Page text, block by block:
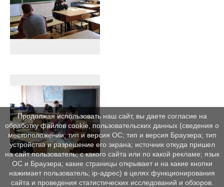
Продолжая использовать наш сайт, вы даете согласие на
обработку файлов cookie, пользовательских данных (сведения о
местоположении; тип и версия ОС; тип и версия Браузера; тип
устройства и разрешение его экрана; источник откуда пришел
на сайт пользователь; с какого сайта или по какой рекламе; язык
ОС и Браузера; какие страницы открывает и на какие кнопки
нажимает пользователь; ip-адрес) в целях функционирования
сайта и проведения статистических исследований и обзоров.